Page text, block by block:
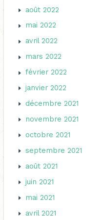
août 2022
mai 2022
avril 2022
mars 2022
février 2022
janvier 2022
décembre 2021
novembre 2021
octobre 2021
septembre 2021
août 2021
juin 2021
mai 2021
avril 2021